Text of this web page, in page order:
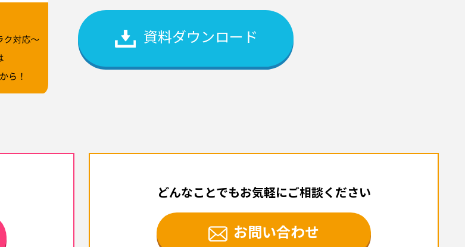
資料ダウンロード
どんなことでもお気軽にご相談ください
お問い合わせ